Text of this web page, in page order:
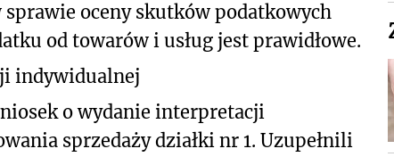
sprawie oceny skutków podatkowych
od towarów i usług jest prawidłowe.
indywidualnej
o wydanie interpretacji
sprzedaży działki nr 1. Uzupełnili